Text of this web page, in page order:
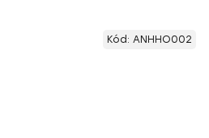
Kód: ANHHO002